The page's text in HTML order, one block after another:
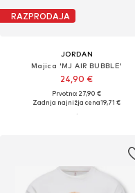
RAZPRODAJA
JORDAN
Majica 'MJ AIR BUBBLE'
24,90 €
Prvotno: 27,90 €
Zadnja najnižja cena19,71 €